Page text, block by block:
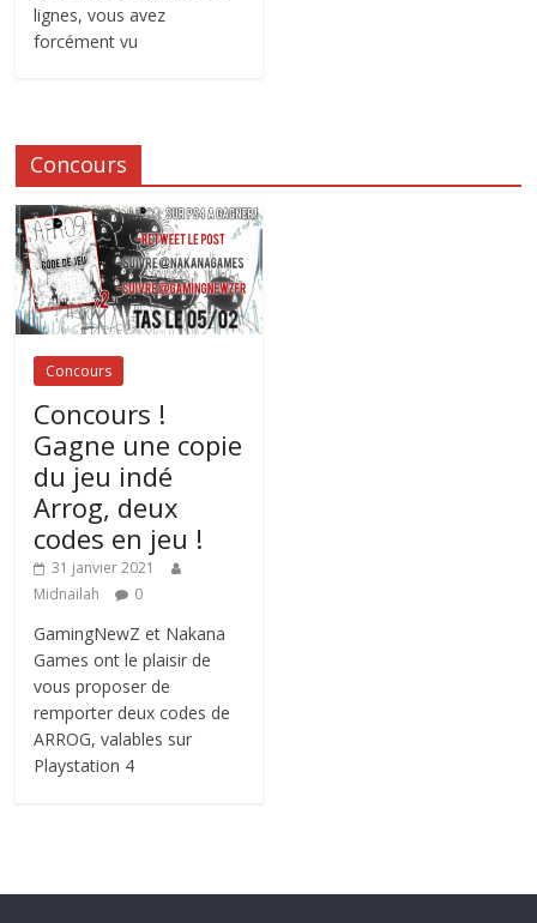
lignes, vous avez
forcément vu
Concours
Concours
Concours !
Gagne une copie
du jeu indé
Arrog, deux
codes en jeu !
31 janvier 2021
Midnailah
0
GamingNewZ et Nakana
Games ont le plaisir de
vous proposer de
remporter deux codes de
ARROG, valables sur
Playstation 4